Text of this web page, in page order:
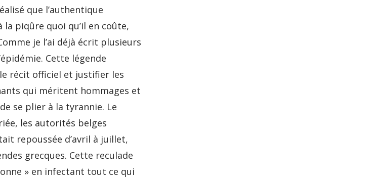
que l’authentique
piqûre quoi qu’il en coûte,
je l’ai déjà écrit plusieurs
Cette légende
récit officiel et justifier les
qui méritent hommages et
se plier à la tyrannie. Le
les autorités belges
repoussée d’avril à juillet,
grecques. Cette reculade
» en infectant tout ce qui